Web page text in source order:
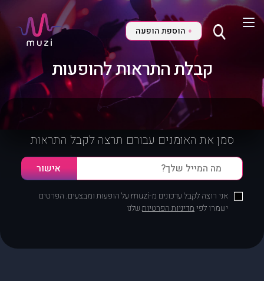
+ הוספת הופעה
קבלת התראות להופעות
סמן את האומנים עבורם תרצה לקבל התראות
אני רוצה לקבל עדכונים מ-muzi על הופעות ומבצעים. הפרטים
ישמרו לפימדיניות הפרטיותשלנו